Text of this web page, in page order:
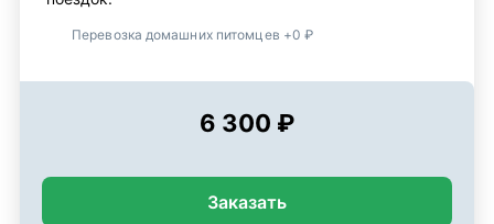
Перевозка домашних питомцев +0 ₽
6 300 ₽
Заказать